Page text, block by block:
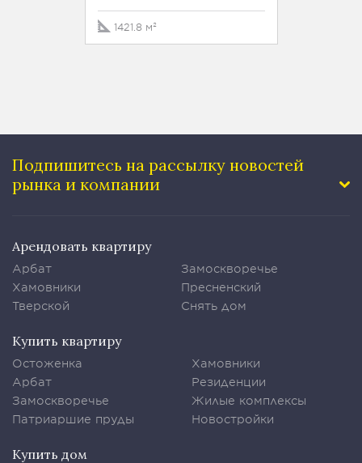
1421.8 м²
Подпишитесь на рассылку новостей
рынка и компании
Арендовать квартиру
Арбат
Хамовники
Тверской
Замоскворечье
Пресненский
Снять дом
Купить квартиру
Остоженка
Арбат
Замоскворечье
Патриаршие пруды
Хамовники
Резиденции
Жилые комплексы
Новостройки
Купить дом